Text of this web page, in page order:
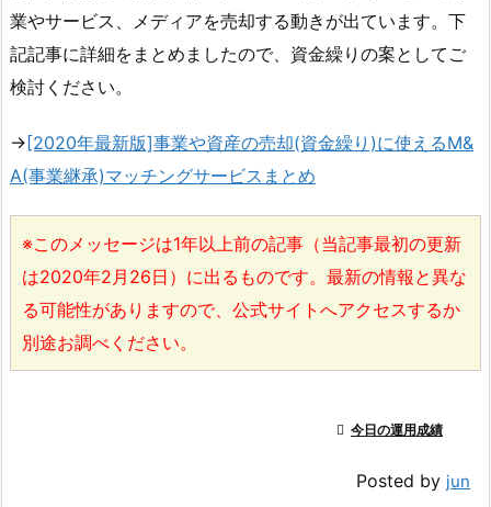
業やサービス、メディアを売却する動きが出ています。下
記記事に詳細をまとめましたので、資金繰りの案としてご
検討ください。
→[2020年最新版]事業や資産の売却(資金繰り)に使えるM&
A(事業継承)マッチングサービスまとめ
※このメッセージは1年以上前の記事（当記事最初の更新
は2020年2月26日）に出るものです。最新の情報と異な
る可能性がありますので、公式サイトへアクセスするか
別途お調べください。
 今日の運用成績
Posted by jun